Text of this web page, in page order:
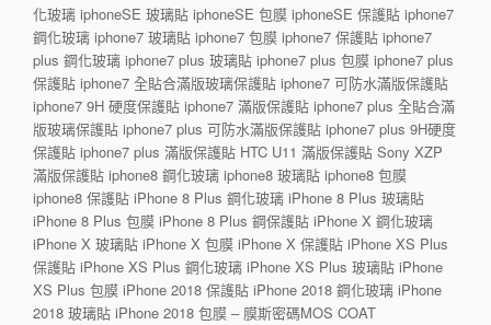
化玻璃 iphoneSE 玻璃貼 iphoneSE 包膜 iphoneSE 保護貼 iphone7
鋼化玻璃 iphone7 玻璃貼 iphone7 包膜 iphone7 保護貼 iphone7
plus 鋼化玻璃 iphone7 plus 玻璃貼 iphone7 plus 包膜 iphone7 plus
保護貼 iphone7 全貼合滿版玻璃保護貼 iphone7 可防水滿版保護貼
iphone7 9H 硬度保護貼 iphone7 滿版保護貼 iphone7 plus 全貼合滿
版玻璃保護貼 iphone7 plus 可防水滿版保護貼 iphone7 plus 9H硬度
保護貼 iphone7 plus 滿版保護貼 HTC U11 滿版保護貼 Sony XZP
滿版保護貼 iphone8 鋼化玻璃 iphone8 玻璃貼 iphone8 包膜
iphone8 保護貼 iPhone 8 Plus 鋼化玻璃 iPhone 8 Plus 玻璃貼
iPhone 8 Plus 包膜 iPhone 8 Plus 鋼保護貼 iPhone X 鋼化玻璃
iPhone X 玻璃貼 iPhone X 包膜 iPhone X 保護貼 iPhone XS Plus
保護貼 iPhone XS Plus 鋼化玻璃 iPhone XS Plus 玻璃貼 iPhone
XS Plus 包膜 iPhone 2018 保護貼 iPhone 2018 鋼化玻璃 iPhone
2018 玻璃貼 iPhone 2018 包膜 – 膜斯密碼MOS COAT